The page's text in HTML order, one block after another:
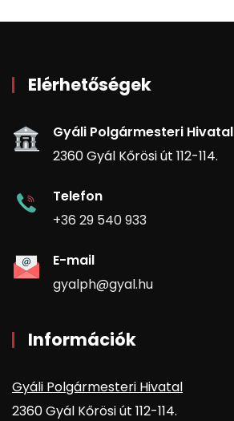
Elérhetőségek
Gyáli Polgármesteri Hivatal
2360 Gyál Kőrösi út 112-114.
Telefon
+36 29 540 933
E-mail
gyalph@gyal.hu
Információk
Gyáli Polgármesteri Hivatal
2360 Gyál Kőrösi út 112-114.